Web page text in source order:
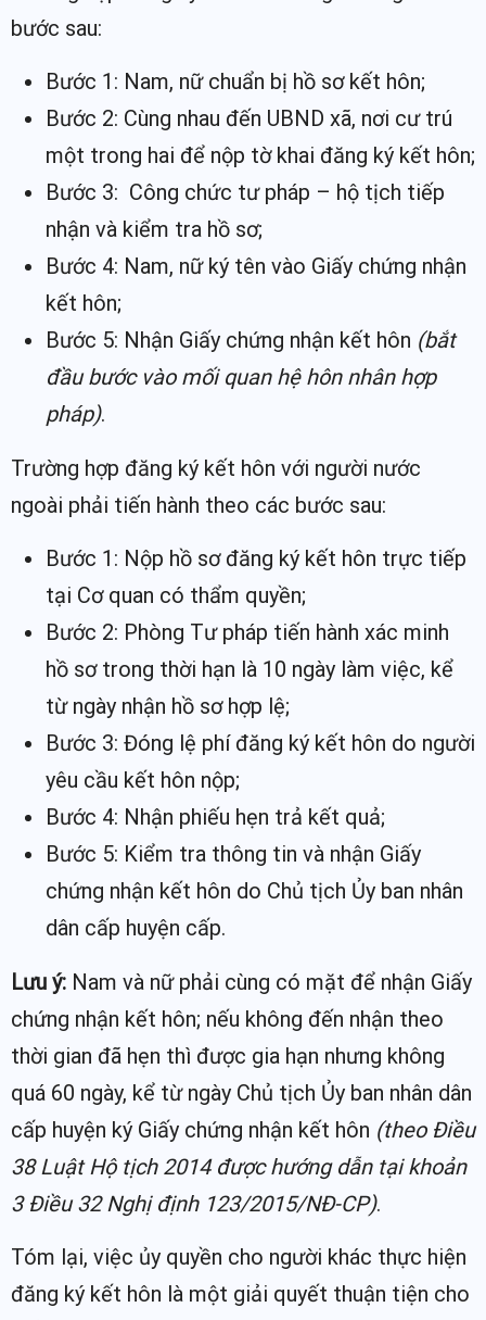
bước sau:
Bước 1: Nam, nữ chuẩn bị hồ sơ kết hôn;
Bước 2: Cùng nhau đến UBND xã, nơi cư trú
một trong hai để nộp tờ khai đăng ký kết hôn;
Bước 3: Công chức tư pháp – hộ tịch tiếp
nhận và kiểm tra hồ sơ;
Bước 4: Nam, nữ ký tên vào Giấy chứng nhận
kết hôn;
Bước 5: Nhận Giấy chứng nhận kết hôn (bắt
đầu bước vào mối quan hệ hôn nhân hợp
pháp).
Trường hợp đăng ký kết hôn với người nước
ngoài phải tiến hành theo các bước sau:
Bước 1: Nộp hồ sơ đăng ký kết hôn trực tiếp
tại Cơ quan có thẩm quyền;
Bước 2: Phòng Tư pháp tiến hành xác minh
hồ sơ trong thời hạn là 10 ngày làm việc, kể
từ ngày nhận hồ sơ hợp lệ;
Bước 3: Đóng lệ phí đăng ký kết hôn do người
yêu cầu kết hôn nộp;
Bước 4: Nhận phiếu hẹn trả kết quả;
Bước 5: Kiểm tra thông tin và nhận Giấy
chứng nhận kết hôn do Chủ tịch Ủy ban nhân
dân cấp huyện cấp.
Lưu ý: Nam và nữ phải cùng có mặt để nhận Giấy
chứng nhận kết hôn; nếu không đến nhận theo
thời gian đã hẹn thì được gia hạn nhưng không
quá 60 ngày, kể từ ngày Chủ tịch Ủy ban nhân dân
cấp huyện ký Giấy chứng nhận kết hôn (theo Điều
38 Luật Hộ tịch 2014 được hướng dẫn tại khoản
3 Điều 32 Nghị định 123/2015/NĐ-CP).
Tóm lại, việc ủy quyền cho người khác thực hiện
đăng ký kết hôn là một giải quyết thuận tiện cho